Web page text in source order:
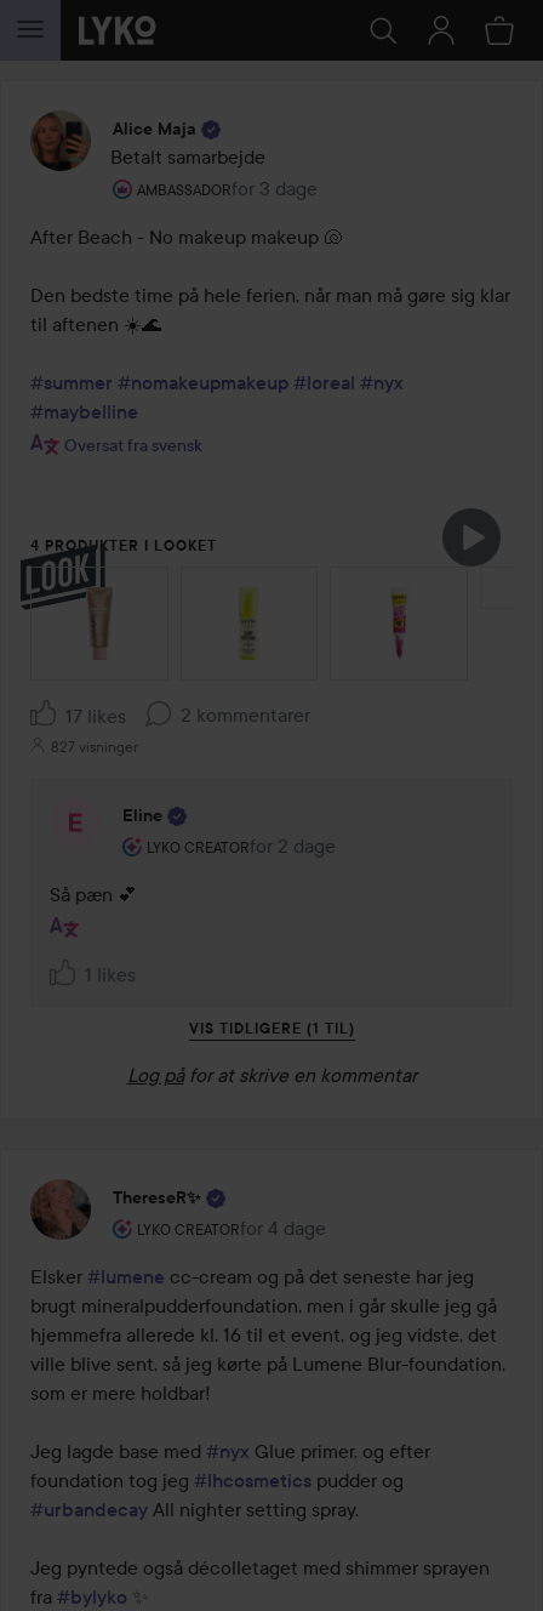
GÅ TIL INDHOLD
Alice Maja
Betalt samarbejde
AMBASSADOR
Brugerens rolle: Ambassador.
for 3 dage
Posten blev oprettet for 3 dage
After Beach - No makeup makeup 🐚
Den bedste time på hele ferien, når man må gøre sig klar
til aftenen ☀️🌊
#summer #nomakeupmakeup #loreal #nyx
#maybelline
Oversat fra svensk
4 PRODUKTER I LOOKET
SPRING OVER SEKTIONEN
17 likes 2 kommentarer
827 visninger
Eline
LYKO CREATOR
Brugerens rolle: Lyko Creator.
for 2 dage
Kommentaren lades for 2 dage
Så pæn 💕
1 likes
VIS TIDLIGERE (1 TIL)
Log på for at skrive en kommentar
ThereseR✨
LYKO CREATOR
Brugerens rolle: Lyko Creator.
for 4 dage
Posten blev oprettet for 4 dage
Elsker #lumene cc-cream og på det seneste har jeg
brugt mineralpudderfoundation, men i går skulle jeg gå
hjemmefra allerede kl. 16 til et event, og jeg vidste, det
ville blive sent, så jeg kørte på Lumene Blur-foundation,
som er mere holdbar!
Jeg lagde base med #nyx Glue primer, og efter
foundation tog jeg #lhcosmetics
#urbandecay All nighter setting spray.
Jeg pyntede også décolletaget med shimmer sprayen
fra #bylyko